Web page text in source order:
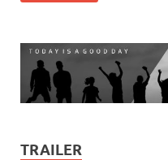
TRAILER